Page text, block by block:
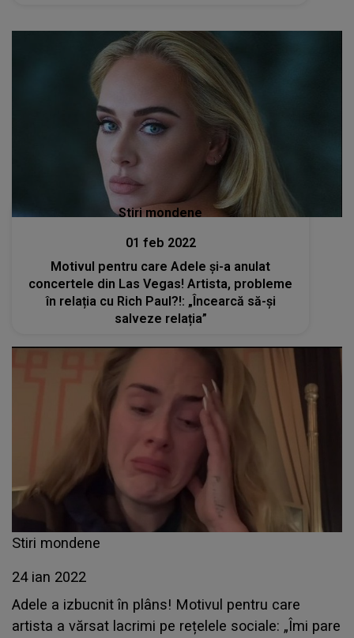
Stiri mondene
01 feb 2022
Motivul pentru care Adele și-a anulat
concertele din Las Vegas! Artista, probleme
în relația cu Rich Paul?!: „Încearcă să-și
salveze relația”
Stiri mondene
24 ian 2022
Adele a izbucnit în plâns! Motivul pentru care
artista a vărsat lacrimi pe rețelele sociale: „Îmi pare